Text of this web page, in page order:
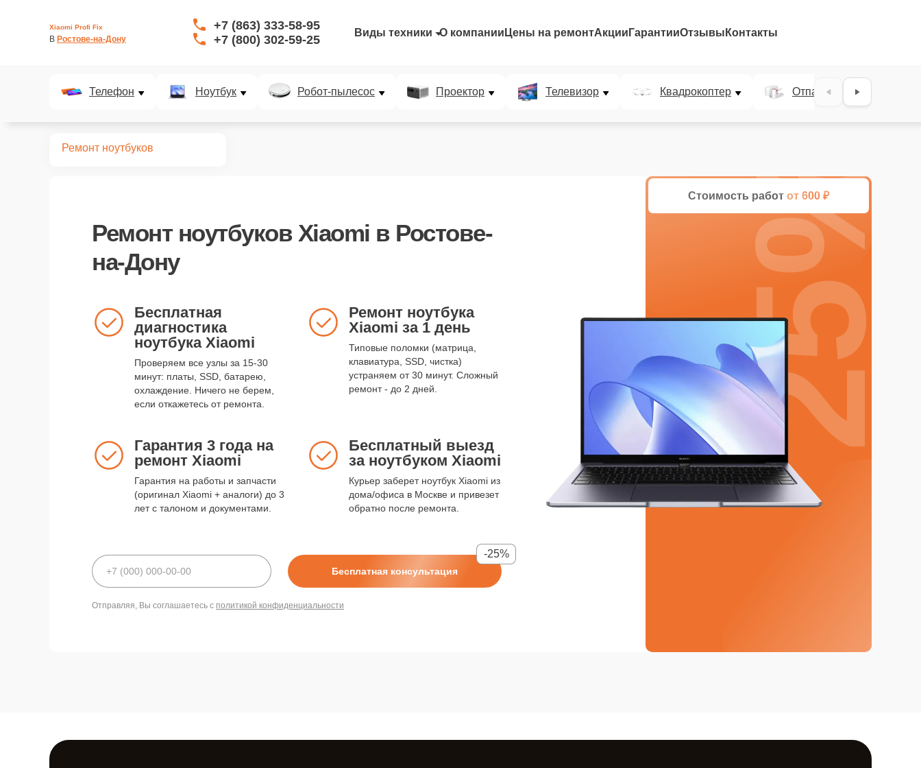
Xiaomi Profi Fix
В Ростове-на-Дону
+7 (863) 333-58-95
+7 (800) 302-59-25
Виды техники О компании Цены на ремонтАкции ГарантииОтзывы Контакты
Телефон Ноутбук Робот-пылесос Проектор Телевизор Квадрокоптер Отпариватель
Ремонт ноутбуков
Ремонт ноутбуков Xiaomi в Ростове-
на-Дону
Бесплатная
диагностика
ноутбука Xiaomi
Проверяем все узлы за 15-30
минут: платы, SSD, батарею,
охлаждение. Ничего не берем,
если откажетесь от ремонта.
Ремонт ноутбука
Xiaomi за 1 день
Типовые поломки (матрица,
клавиатура, SSD, чистка)
устраняем от 30 минут. Сложный
ремонт - до 2 дней.
Гарантия 3 года на
ремонт Xiaomi
Гарантия на работы и запчасти
(оригинал Xiaomi + аналоги) до 3
лет с талоном и документами.
Бесплатный выезд
за ноутбуком Xiaomi
Курьер заберет ноутбук Xiaomi из
дома/офиса в Москве и привезет
обратно после ремонта.
Бесплатная консультация
-25%
Отправляя, Вы соглашаетесь с политикой конфиденциальности
Стоимость работ от 600 ₽
25%